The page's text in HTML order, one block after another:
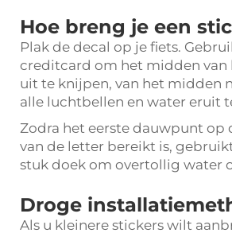
Hoe breng je een
Plak de decal op je fiets.
creditcard om het midden van
uit te knijpen, van het midden
alle luchtbellen en water eruit
Zodra het eerste dauwpunt op
van de letter bereikt is,
stuk doek om overtollig water
Droge
Als u kleinere stickers wilt